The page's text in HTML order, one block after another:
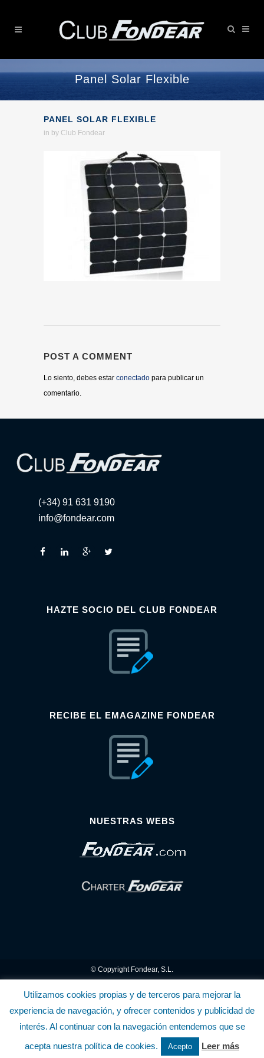
Panel Solar Flexible
PANEL SOLAR FLEXIBLE
in by Club Fondear
POST A COMMENT
Lo siento, debes estar conectado para publicar un
comentario.
(+34) 91 631 9190
info@fondear.com
HAZTE SOCIO DEL CLUB FONDEAR
RECIBE EL EMAGAZINE FONDEAR
NUESTRAS WEBS
© Copyright Fondear, S.L.
Aunque se consideran exactas, declinamos toda responsabilidad sobre la
información y precios inscritos. Estas informaciones no son contractuales.
Política de privacidad y cookies .........................-......................... Política de utilización
Utilizamos cookies propias y de terceros para mejorar la
experiencia de navegación, y ofrecer contenidos y publicidad de
interés. Al continuar con la navegación entendemos que se
acepta nuestra política de cookies.
Acepto Leer más